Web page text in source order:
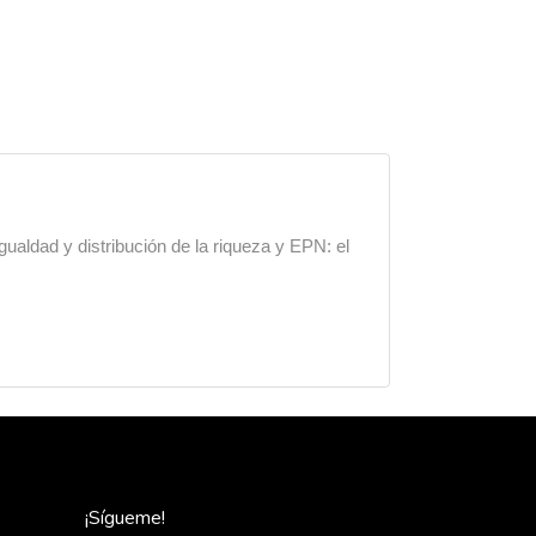
y distribución de la riqueza y EPN: el
¡Sígueme!